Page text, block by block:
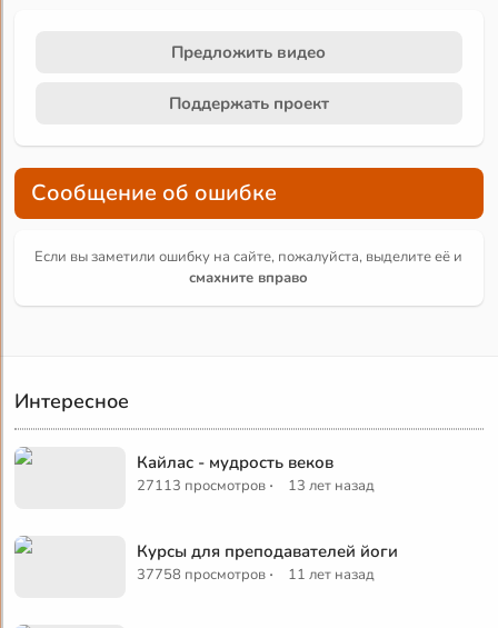
Предложить видео
Поддержать проект
Сообщение об ошибке
Если вы заметили ошибку на сайте, пожалуйста, выделите её и
смахните вправо
Интересное
Кайлас - мудрость веков
27113 просмотров · 13 лет назад
Курсы для преподавателей йоги
37758 просмотров · 11 лет назад